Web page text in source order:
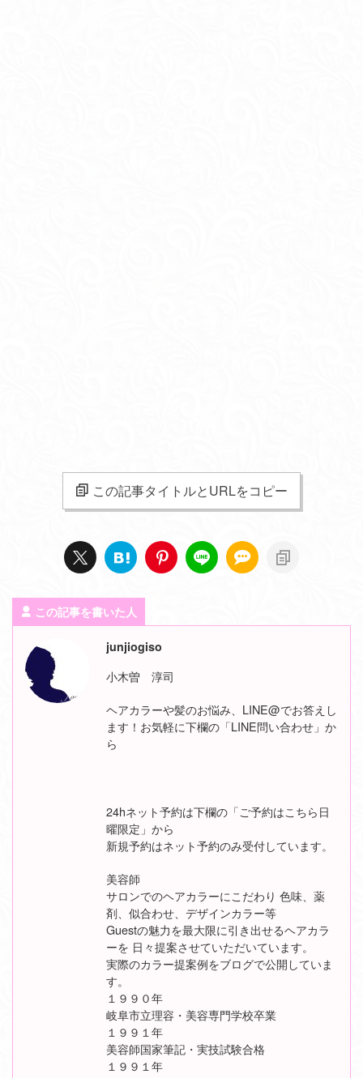
この記事タイトルとURLをコピー
この記事を書いた人
junjiogiso
小木曽 淳司
ヘアカラーや髪のお悩み、LINE@でお答えし
ます！お気軽に下欄の「LINE問い合わせ」か
ら
24hネット予約は下欄の「ご予約はこちら日
曜限定」から
新規予約はネット予約のみ受付しています。
美容師
サロンでのヘアカラーにこだわり 色味、薬
剤、似合わせ、デザインカラー等
Guestの魅力を最大限に引き出せるヘアカラ
ーを 日々提案させていただいています。
実際のカラー提案例をブログで公開していま
す。
１９９０年
岐阜市立理容・美容専門学校卒業
１９９１年
美容師国家筆記・実技試験合格
１９９１年